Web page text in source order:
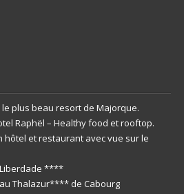
plus beau resort de Majorque.
Raphël – Healthy food et rooftop.
hôtel et restaurant avec vue sur le
Liberdade ****
Thalazur**** de Cabourg